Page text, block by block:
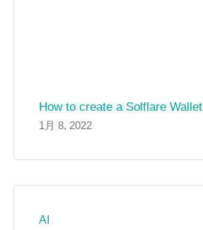
How to create a Solflare Wallet
1月 8, 2022
AI